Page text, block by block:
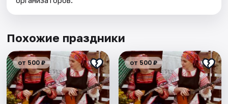
Похожие праздники
от 500 ₽ от 500 ₽